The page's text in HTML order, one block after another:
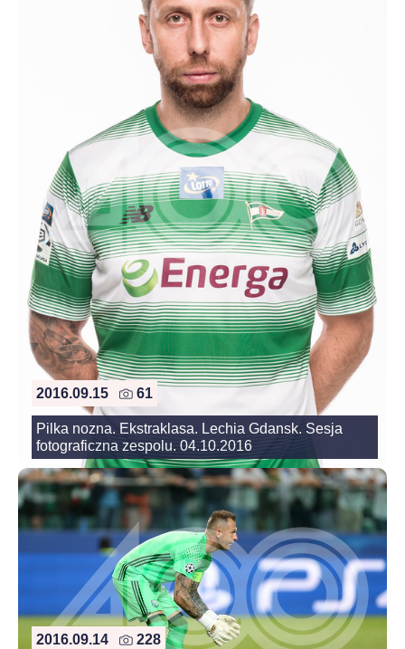
2016.09.15 61
Pilka nozna. Ekstraklasa. Lechia Gdansk. Sesja
fotograficzna zespolu. 04.10.2016
2016.09.14 228